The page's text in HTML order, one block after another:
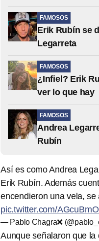
FAMOSOS
Erik Rubín se
Legarreta
FAMOSOS
¿Infiel? Erik
ver lo que hay
FAMOSOS
Andrea
Rubín
Así es como Andrea
Erik Rubín. Además
encendieron una vela,
pic.twitter.com/
— Pablo Chagra❌
Aunque señalaron que